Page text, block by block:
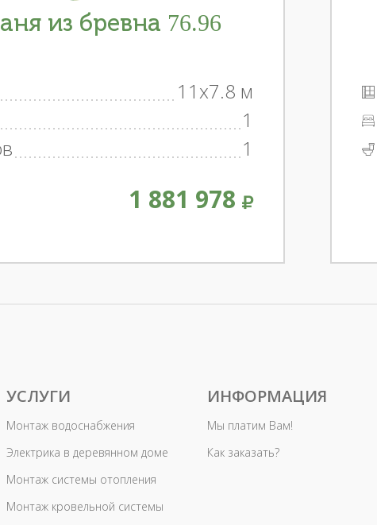
из бревна 76.96
11x7.8 м
1
1
1 881 978
УСЛУГИ
Монтаж водоснабжения
Электрика в деревянном доме
Монтаж системы отопления
Монтаж кровельной системы
ИНФОРМАЦИЯ
Мы платим Вам!
Как заказать?